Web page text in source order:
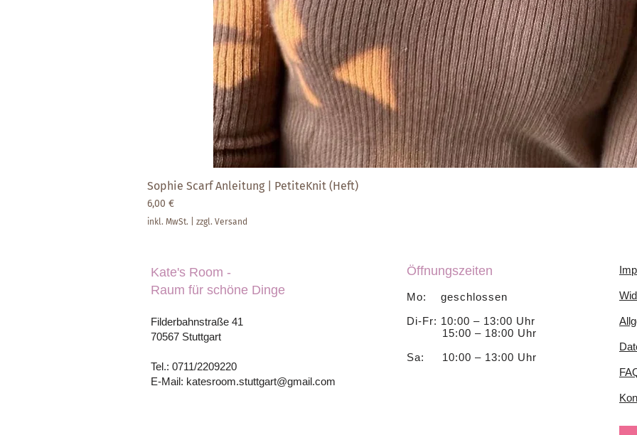
Sophie Scarf Anleitung | PetiteKnit (Heft)
Preis
6,00 €
inkl. MwSt. zzgl. Versand
Kate's Room -
Raum für schöne Dinge
Filderbahnstraße 41
70567 Stuttgart
Tel.: 0711/2209220
E-Mail: katesroom.stuttgart@gmail.com
Öffnungszeiten
Mo: geschlossen
Di-Fr: 10:00 – 13:00 Uhr
15:00 – 18:00 Uhr
Sa: 10:00 – 13:00 Uhr